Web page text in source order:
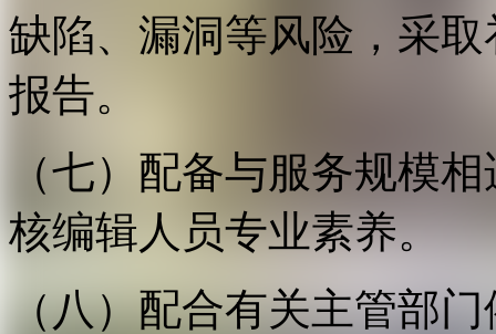
缺陷、漏洞等风险，采
报告。
（七）配备与服务规模
核编辑人员专业素养。
（八）配合有关主管部